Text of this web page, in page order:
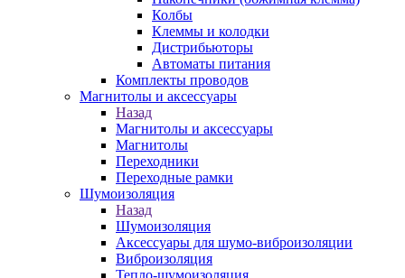
Колбы
Клеммы и колодки
Дистрибьюторы
Автоматы питания
Комплекты проводов
Магнитолы и аксессуары
Назад
Магнитолы и аксессуары
Магнитолы
Переходники
Переходные рамки
Шумоизоляция
Назад
Шумоизоляция
Аксессуары для шумо-виброизоляции
Виброизоляция
Тепло-шумоизоляция